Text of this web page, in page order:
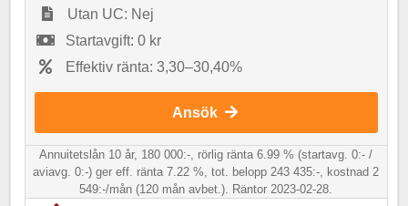
Utan UC: Nej
Startavgift: 0 kr
Effektiv ränta: 3,30–30,40%
Ansök
Annuitetslån 10 år, 180 000:-, rörlig ränta 6.99 % (startavg. 0:- /
aviavg. 0:-) ger eff. ränta 7.22 %, tot. belopp 243 435:-, kostnad 2
549:-/mån (120 mån avbet.). Räntor 2023-02-28.